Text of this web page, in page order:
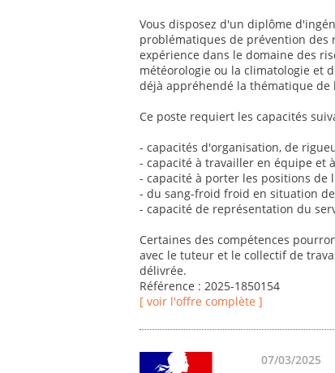
Vous disposez d'un diplôme
problématiques de prévention des
expérience dans le domaine des
météorologie ou la climatologie et
déjà appréhendé la thématique
Ce poste requiert les capacités
- capacités d'organisation, de
- capacité à travailler en équipe et
- capacité à porter les positions de
- du sang-froid froid en situation
- capacité de représentation du
Certaines des compétences
avec le tuteur et le collectif de
délivrée.
Référence : 2025-1850154
[ voir l'offre complète ]
07/03/2025